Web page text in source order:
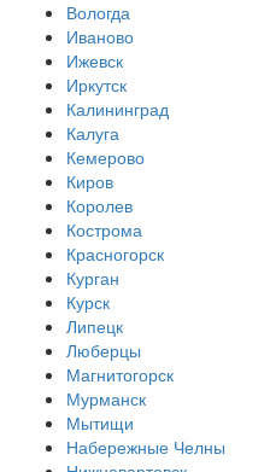
Вологда
Иваново
Ижевск
Иркутск
Калининград
Калуга
Кемерово
Киров
Королев
Кострома
Красногорск
Курган
Курск
Липецк
Люберцы
Магнитогорск
Мурманск
Мытищи
Набережные Челны